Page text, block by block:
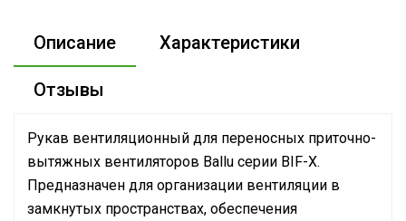
Описание Характеристики
Отзывы
Рукав вентиляционный для переносных приточно-
вытяжных вентиляторов Ballu серии BIF-X.
Предназначен для организации вентиляции в
замкнутых пространствах, обеспечения